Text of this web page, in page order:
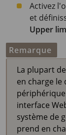
Activez
et
Upper
Remarque
La plupart
en charge le
interface
système de
prend en